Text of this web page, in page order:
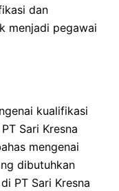
dan
menjadi pegawai
kualifikasi
Sari Kresna
mengenai
dibutuhkan
PT Sari Kresna